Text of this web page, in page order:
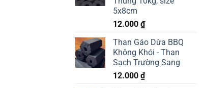
5x8cm
12.000 ₫
Than Gáo Dừa BBQ
Không Khói - Than
Sạch Trường Sang
12.000 ₫